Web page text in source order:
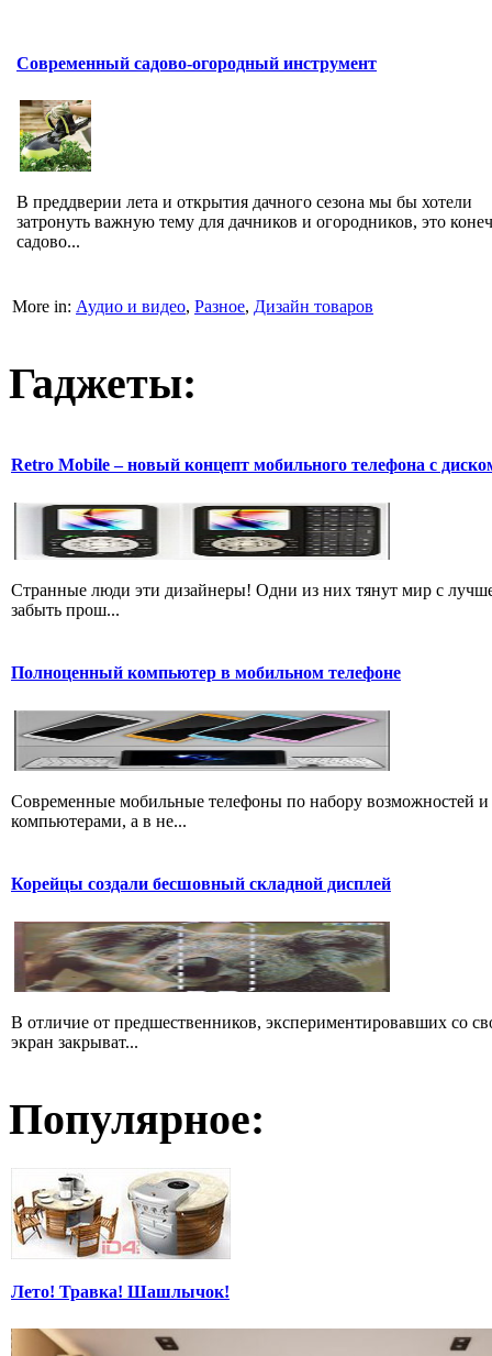
Современный садово-огородный инструмент
В преддверии лета и открытия дачного сезона мы бы хотели
затронуть важную тему для дачников и огородников, это
садово...
More in: Аудио и видео, Разное, Дизайн товаров
Гаджеты:
Retro Mobile – новый концепт мобильного телефона с
Странные люди эти дизайнеры! Одни из них тянут мир с
забыть прош...
Полноценный компьютер в мобильном телефоне
Современные мобильные телефоны по набору возможностей
компьютерами, а в не...
Корейцы создали бесшовный складной дисплей
В отличие от предшественников, экспериментировавших со
экран закрыват...
Популярное:
Лето! Травка! Шашлычок!